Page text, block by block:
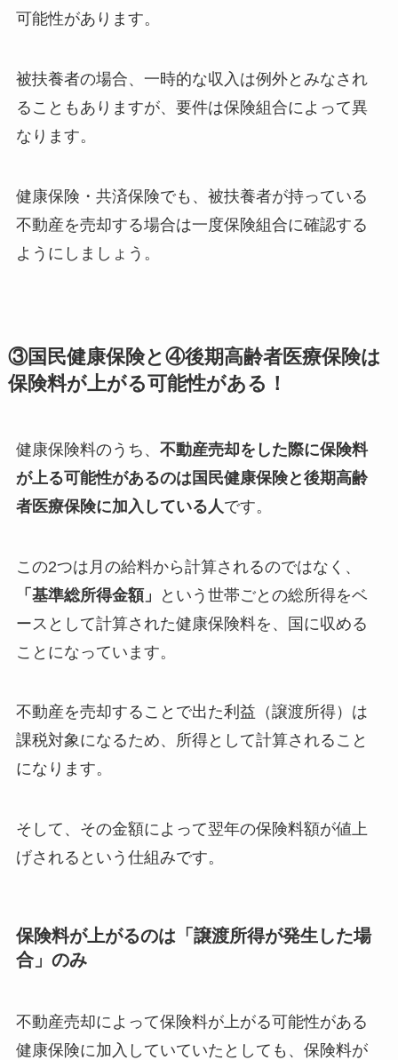
可能性があります。
被扶養者の場合、一時的な収入は例外とみなされ
ることもありますが、要件は保険組合によって異
なります。
健康保険・共済保険でも、被扶養者が持っている
不動産を売却する場合は一度保険組合に確認する
ようにしましょう。
③国民健康保険と④後期高齢者医療保険は
保険料が上がる可能性がある！
健康保険料のうち、 不動産売却をした際に保険料
が上る可能性があるのは国民健康保険と後期高齢
者医療保険に加入している人 です。
この2つは月の給料から計算されるのではなく、
「基準総所得金額」
という世帯ごとの総所得をベ
ースとして計算された健康保険料を、国に収める
ことになっています。
不動産を売却することで出た利益（譲渡所得）は
課税対象になるため、所得として計算されること
になります。
そして、その金額によって翌年の保険料額が値上
げされるという仕組みです。
保険料が上がるのは「譲渡所得が発生した場
合」のみ
不動産売却によって保険料が上がる可能性がある
健康保険に加入していていたとしても、保険料が